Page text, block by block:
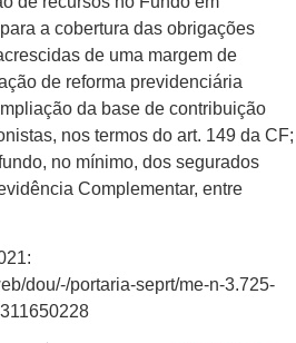
a cobertura das obrigações
de uma margem de
de reforma previdenciária
da base de contribuição
nos termos do art. 149 da CF;
no mínimo, dos segurados
Complementar, entre
dou/-/portaria-seprt/me-n-3.725-